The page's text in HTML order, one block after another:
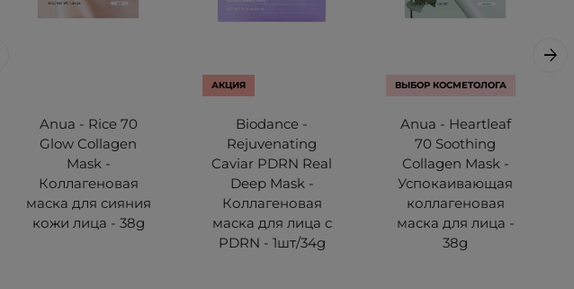
Anua - Rice 70
Glow Collagen
Mask -
Коллагеновая
маска для сияния
кожи лица - 38g
АКЦИЯ
Biodance -
Rejuvenating
Caviar PDRN Real
Deep Mask -
Коллагеновая
маска для лица с
PDRN - 1шт/34g
ВЫБОР КОСМЕТОЛОГА
Anua - Heartleaf
70 Soothing
Collagen Mask -
Успокаивающая
коллагеновая
маска для лица -
38g